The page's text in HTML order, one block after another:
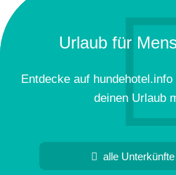
Urlaub für
Entdecke auf
deinen Urlaub
alle